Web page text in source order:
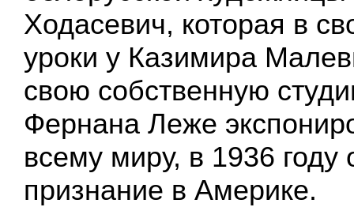
Ходасевич, которая в
уроки у Казимира
свою собственную
Фернана Леже
всему миру, в 1936 году
признание в Америке.